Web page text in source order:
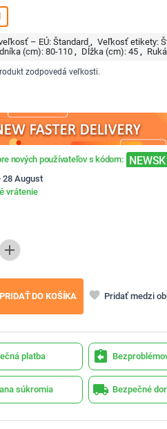
– EÚ: Štandard Veľkosť etikety:
(cm): 80-110 Dĺžka (cm): 45
zodpovedá veľkosti.
nových používateľov s kódom: NEWSK
28 August
vrátenie
add
PRIDAŤ DO KOŠÍKA favorite Pridať medzi
platba assignment_return
súkromia local_shipping Bezpečné